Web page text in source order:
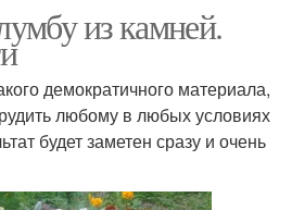
из камней.
демократичного материала,
любому в любых условиях
будет заметен сразу и очень